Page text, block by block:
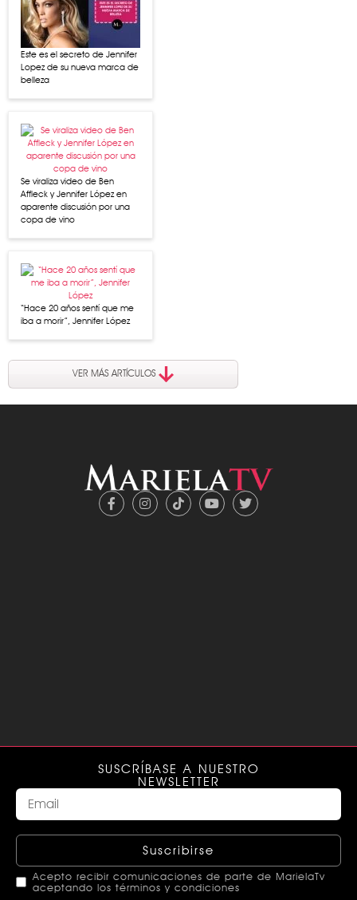
Este es el secreto de Jennifer
Lopez de su nueva marca de
belleza
Se viraliza video de Ben
Affleck y Jennifer López en
aparente discusión por una
copa de vino
“Hace 20 años sentí que me
iba a morir”, Jennifer López
VER MÁS ARTÍCULOS
SUSCRÍBASE A NUESTRO
NEWSLETTER
Suscribirse
Acepto recibir comunicaciones de parte de MarielaTv
aceptando los términos y condiciones